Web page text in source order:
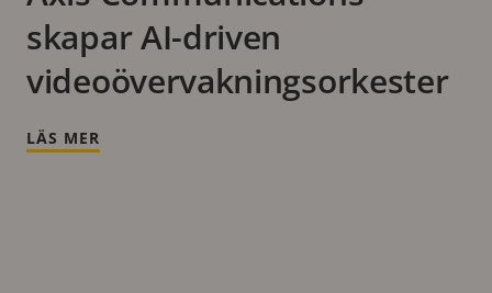
skapar AI-driven
videoövervakningsorkester
LÄS MER